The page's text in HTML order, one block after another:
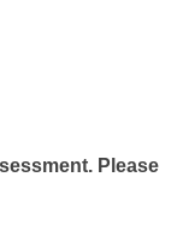
Please